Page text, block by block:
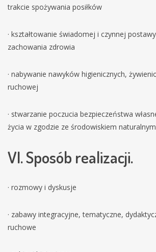
trakcie spożywania posiłków
· kształtowanie świadomej i czynnej
zachowania zdrowia
· nabywanie nawyków higienicznych,
ruchowej
· stwarzanie poczucia bezpieczeństwa
życia w zgodzie ze środowiskiem naturalnym
VI. Sposób realizacji.
· rozmowy i dyskusje
· zabawy integracyjne, tematyczne,
ruchowe